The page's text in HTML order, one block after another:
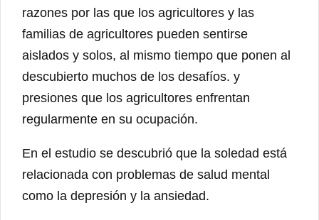
razones por las que los agricultores y las
familias de agricultores pueden sentirse
aislados y solos, al mismo tiempo que ponen al
descubierto muchos de los desafíos. y
presiones que los agricultores enfrentan
regularmente en su ocupación.
En el estudio se descubrió que la soledad está
relacionada con problemas de salud mental
como la depresión y la ansiedad.